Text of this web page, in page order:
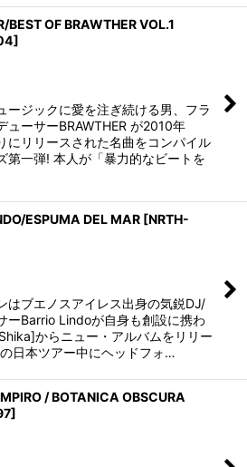
BEST OF BRAWTHER VOL.1
]
ージックに愛を注ぎ続ける男、フラ
ューサーBRAWTHER が2010年
にリリースされた名曲をコンパイル
第一弾! 本人が「暴力的なビートを
ESPUMA DEL MAR [NRTH-
はブエノスアイレス出身の気鋭DJ/
ーBarrio Lindoが自身も創設に携わ
からニュー・アルバムをリリー
日本ツアー中にヘッドフォ…
/ BOTANICA OBSCURA
]